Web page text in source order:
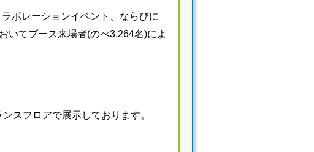
ボレーションイベント、ならびに
いてブース来場者(のべ3,264名)によ
スフロアで展示しております。